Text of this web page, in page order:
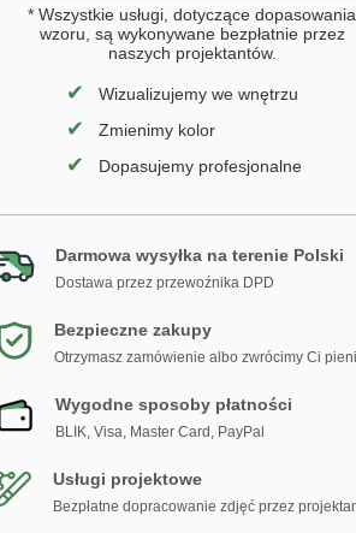
* Wszystkie usługi, dotyczące dopasowania
wzoru, są wykonywane bezpłatnie przez
naszych projektantów.
✔ Wizualizujemy we wnętrzu
✔ Zmienimy kolor
✔ Dopasujemy profesjonalne
Darmowa wysyłka na terenie Polski
Dostawa przez przewoźnika DPD
Bezpieczne zakupy
Otrzymasz zamówienie albo zwrócimy Ci
Wygodne sposoby płatności
BLIK, Visa, Master Card, PayPal
Usługi projektowe
Bezpłatne dopracowanie zdjęć przez